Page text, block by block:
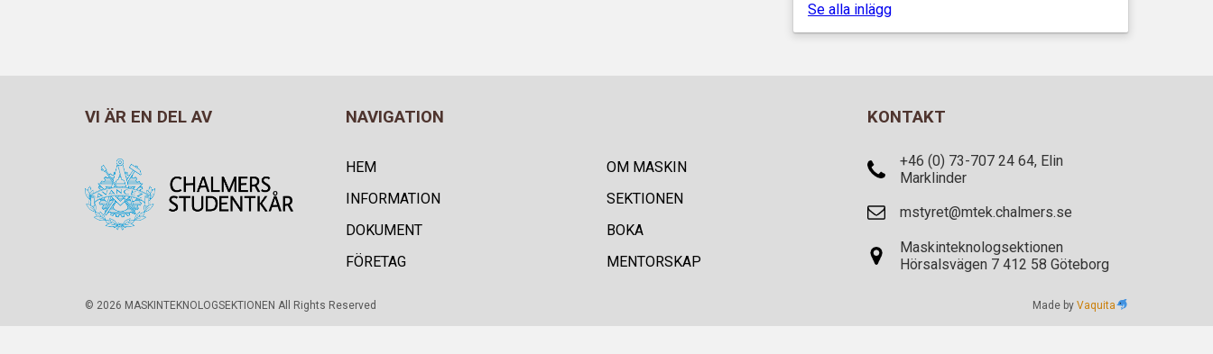
Se alla inlägg
VI ÄR EN DEL AV NAVIGATION
HEM
OM MASKIN
INFORMATION
SEKTIONEN
DOKUMENT
BOKA
FÖRETAG
MENTORSKAP
KONTAKT
+46 (0) 73-707 24 64, Elin
Marklinder
mstyret@mtek.chalmers.se
Maskinteknologsektionen
Hörsalsvägen 7 412 58 Göteborg
© 2026 MASKINTEKNOLOGSEKTIONEN All Rights Reserved Made byVaquita